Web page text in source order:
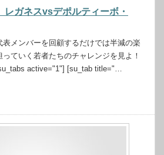
ガネスvsデポルティーボ・
メンバーを回顧するだけでは半減の楽
ていく若者たちのチャレンジを見よ！
active="1"] [su_tab title="…